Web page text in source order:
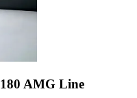
180 AMG Line